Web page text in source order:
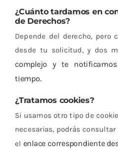
¿Cuánto tardamos en
de Derechos?
Depende del derecho, pero
desde tu solicitud, y dos
complejo y te
tiempo.
¿Tratamos cookies?
Si usamos otro tipo de
necesarias, podrás
el enlace correspondiente